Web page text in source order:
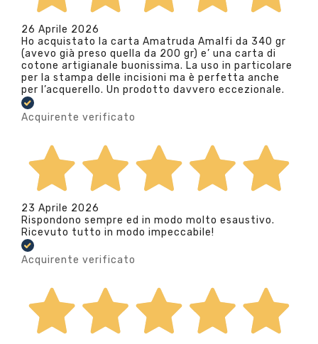
26 Aprile 2026
Ho acquistato la carta Amatruda Amalfi da 340 gr
(avevo già preso quella da 200 gr) e’ una carta di
cotone artigianale buonissima. La uso in particolare
per la stampa delle incisioni ma è perfetta anche
per l’acquerello. Un prodotto davvero eccezionale.
Acquirente verificato
23 Aprile 2026
Rispondono sempre ed in modo molto esaustivo.
Ricevuto tutto in modo impeccabile!
Acquirente verificato